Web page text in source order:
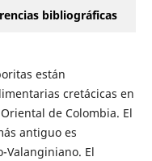
bibliográficas
están
cretácicas en
de Colombia. El
antiguo es
Valanginiano. El